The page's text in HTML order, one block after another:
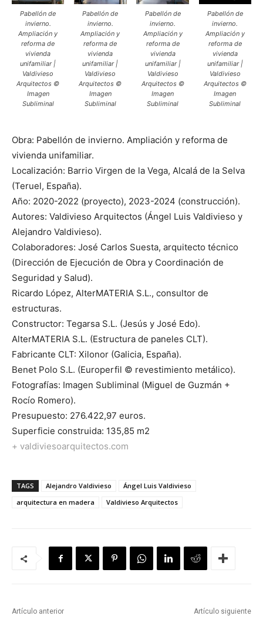
Pabellón de
invierno.
Ampliación y
reforma de
vivienda
unifamiliar |
Valdivieso
Arquitectos ©
Imagen
Subliminal
Pabellón de
invierno.
Ampliación y
reforma de
vivienda
unifamiliar |
Valdivieso
Arquitectos ©
Imagen
Subliminal
Pabellón de
invierno.
Ampliación y
reforma de
vivienda
unifamiliar |
Valdivieso
Arquitectos ©
Imagen
Subliminal
Pabellón de
invierno.
Ampliación y
reforma de
vivienda
unifamiliar |
Valdivieso
Arquitectos ©
Imagen
Subliminal
Obra: Pabellón de invierno. Ampliación y reforma de
vivienda unifamiliar.
Localización: Barrio Virgen de la Vega, Alcalá de la Selva
(Teruel, España).
Año: 2020-2022 (proyecto), 2023-2024 (construcción).
Autores: Valdivieso Arquitectos (Ángel Luis Valdivieso y
Alejandro Valdivieso).
Colaboradores: José Carlos Suesta, arquitecto técnico
(Dirección de Ejecución de Obra y Coordinación de
Seguridad y Salud).
Ricardo López, AlterMATERIA S.L., consultor de
estructuras.
Constructor: Tegarsa S.L. (Jesús y José Edo).
AlterMATERIA S.L. (Estructura de paneles CLT).
Fabricante CLT: Xilonor (Galicia, España).
Benet Polo S.L. (Europerfil © revestimiento metálico).
Fotografías: Imagen Subliminal (Miguel de Guzmán +
Rocío Romero).
Presupuesto: 276.422,97 euros.
Superficie construida: 135,85 m2
+ valdiviesoarquitectos.com
TAGS Alejandro Valdivieso
Ángel Luis Valdivieso
arquitectura en madera
Valdivieso Arquitectos
Artículo anterior Artículo siguiente